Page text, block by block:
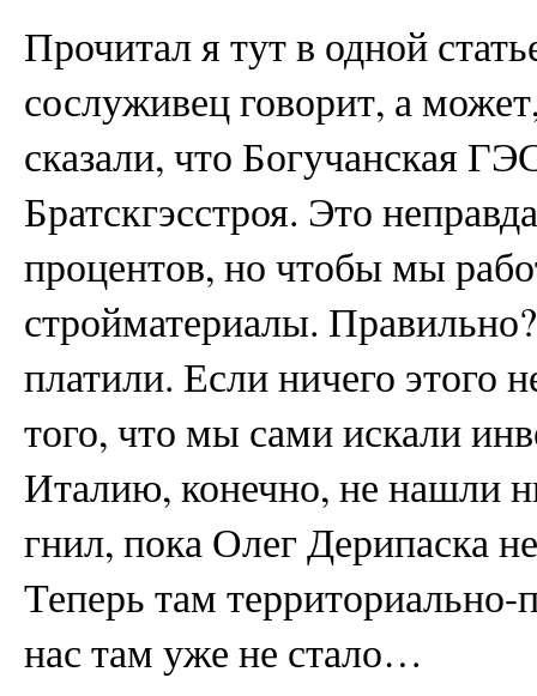
Прочитал я тут в одной
сослуживец говорит, а
сказали, что Богучанская
Братскгэсстроя. Это
процентов, но чтобы мы
стройматериалы.
платили. Если ничего этого
того, что мы сами искали
Италию, конечно, не нашли
гнил, пока Олег Дерипаска
Теперь там
нас там уже не стало…